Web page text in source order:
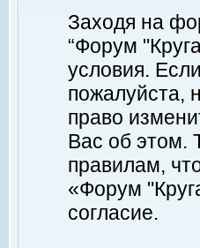
Заходя на
“Форум
условия.
пожалуйста,
право
Вас об этом.
правилам,
«Форум
согласие.